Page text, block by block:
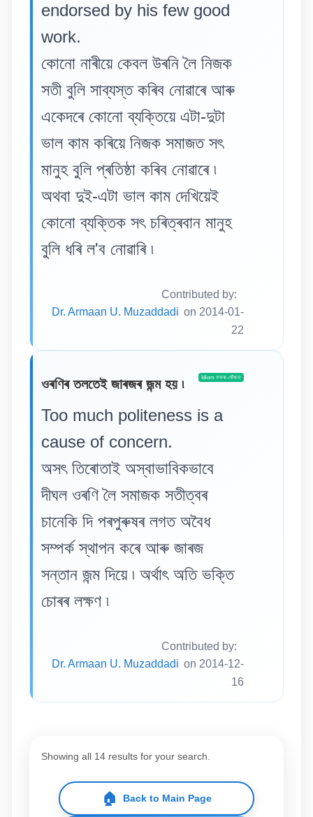
endorsed by his few good
work.
কোনো নাৰীয়ে কেবল উৰনি লৈ নিজক
সতী বুলি সাব্যস্ত কৰিব নোৱাৰে আৰু
একেদৰে কোনো ব্যক্তিয়ে এটা-দুটা
ভাল কাম কৰিয়ে নিজক সমাজত সৎ
মানুহ বুলি প্ৰতিষ্ঠা কৰিব নোৱাৰে ৷
অথবা দুই-এটা ভাল কাম দেখিয়েই
কোনো ব্যক্তিক সৎ চৰিত্ৰবান মানুহ
বুলি ধৰি ল'ব নোৱাৰি ৷
Contributed by:
Dr. Armaan U. Muzaddadi on 2014-01-
22
Idiom ফকৰা-যোঁজনা
ওৰণিৰ তলতেই জাৰজৰ জন্ম হয় ৷
Too much politeness is a
cause of concern.
অসৎ তিৰোতাই অস্বাভাবিকভাবে
দীঘল ওৰণি লৈ সমাজক সতীত্বৰ
চানেকি দি পৰপুৰুষৰ লগত অবৈধ
সম্পৰ্ক স্থাপন কৰে আৰু জাৰজ
সন্তান জন্ম দিয়ে ৷ অৰ্থাৎ অতি ভক্তি
চোৰৰ লক্ষণ ৷
Contributed by:
Dr. Armaan U. Muzaddadi on 2014-12-
16
Showing all 14 results for your search.
🏠 Back to Main Page